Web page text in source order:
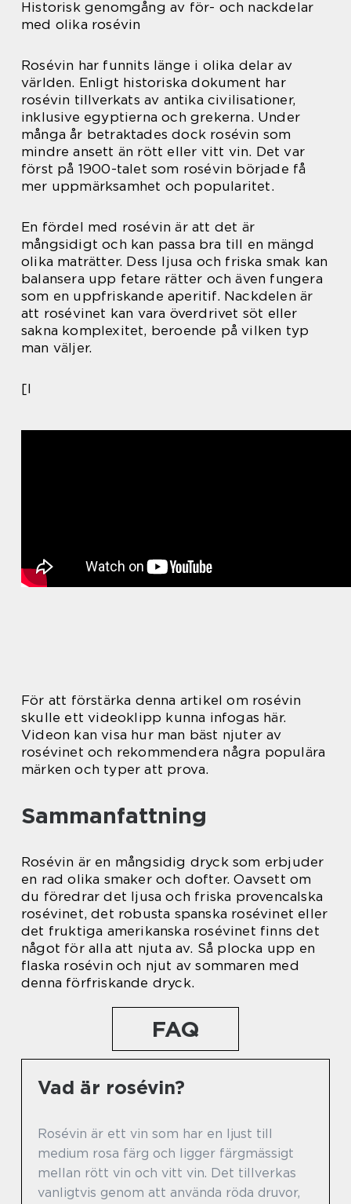
Historisk genomgång av för- och nackdelar
med olika rosévin
Rosévin har funnits länge i olika delar av
världen. Enligt historiska dokument har
rosévin tillverkats av antika civilisationer,
inklusive egyptierna och grekerna. Under
många år betraktades dock rosévin som
mindre ansett än rött eller vitt vin. Det var
först på 1900-talet som rosévin började få
mer uppmärksamhet och popularitet.
En fördel med rosévin är att det är
mångsidigt och kan passa bra till en mängd
olika maträtter. Dess ljusa och friska smak kan
balansera upp fetare rätter och även fungera
som en uppfriskande aperitif. Nackdelen är
att rosévinet kan vara överdrivet söt eller
sakna komplexitet, beroende på vilken typ
man väljer.
[I
För att förstärka denna artikel om rosévin
skulle ett videoklipp kunna infogas här.
Videon kan visa hur man bäst njuter av
rosévinet och rekommendera några populära
märken och typer att prova.
Sammanfattning
Rosévin är en mångsidig dryck som erbjuder
en rad olika smaker och dofter. Oavsett om
du föredrar det ljusa och friska provencalska
rosévinet, det robusta spanska rosévinet eller
det fruktiga amerikanska rosévinet finns det
något för alla att njuta av. Så plocka upp en
flaska rosévin och njut av sommaren med
denna förfriskande dryck.
FAQ
Vad är rosévin?
Rosévin är ett vin som har en ljust till
medium rosa färg och ligger färgmässigt
mellan rött vin och vitt vin. Det tillverkas
vanligtvis genom att använda röda druvor,